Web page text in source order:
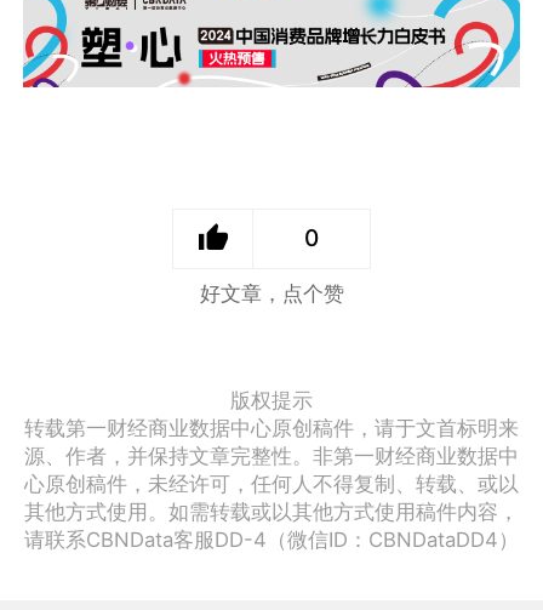
0
好文章，点个赞
版权提示
转载第一财经商业数据中心原创稿件，请于文首标明来
源、作者，并保持文章完整性。非第一财经商业数据中
心原创稿件，未经许可，任何人不得复制、转载、或以
其他方式使用。如需转载或以其他方式使用稿件内容，
请联系CBNData客服DD-4（微信ID：CBNDataDD4）